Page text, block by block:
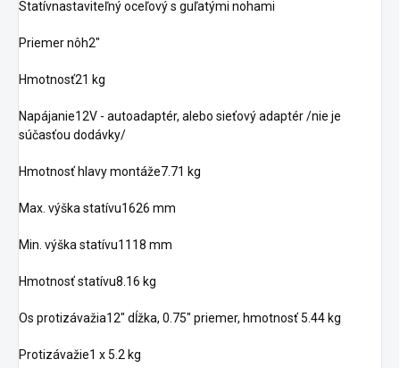
Statívnastaviteľný oceľový s guľatými nohami
Priemer nôh2"
Hmotnosť21 kg
Napájanie12V - autoadaptér, alebo sieťový adaptér /nie je
súčasťou dodávky/
Hmotnosť hlavy montáže7.71 kg
Max. výška statívu1626 mm
Min. výška statívu1118 mm
Hmotnosť statívu8.16 kg
Os protizávažia12" dĺžka, 0.75" priemer, hmotnosť 5.44 kg
Protizávažie1 x 5.2 kg